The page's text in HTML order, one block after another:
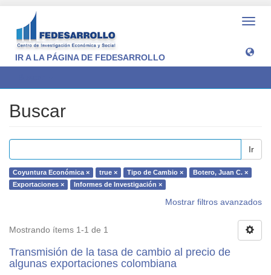
IR A LA PÁGINA DE FEDESARROLLO
Buscar
Ir
Coyuntura Económica × true × Tipo de Cambio ×
Botero, Juan C. ×
Exportaciones ×
Informes de Investigación ×
Mostrar filtros avanzados
Mostrando ítems 1-1 de 1
Transmisión de la tasa de cambio al precio de
algunas exportaciones colombiana